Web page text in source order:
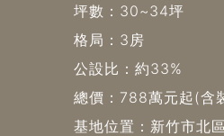
坪數：30~34坪
格局：3房
公設比：約33%
總價：788萬元起(含
基地位置：新竹市北